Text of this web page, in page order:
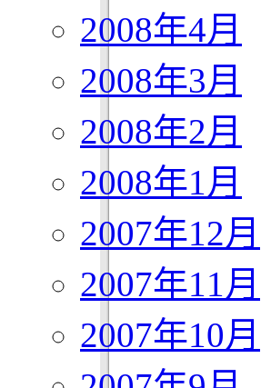
2008年4月
2008年3月
2008年2月
2008年1月
2007年12月
2007年11月
2007年10月